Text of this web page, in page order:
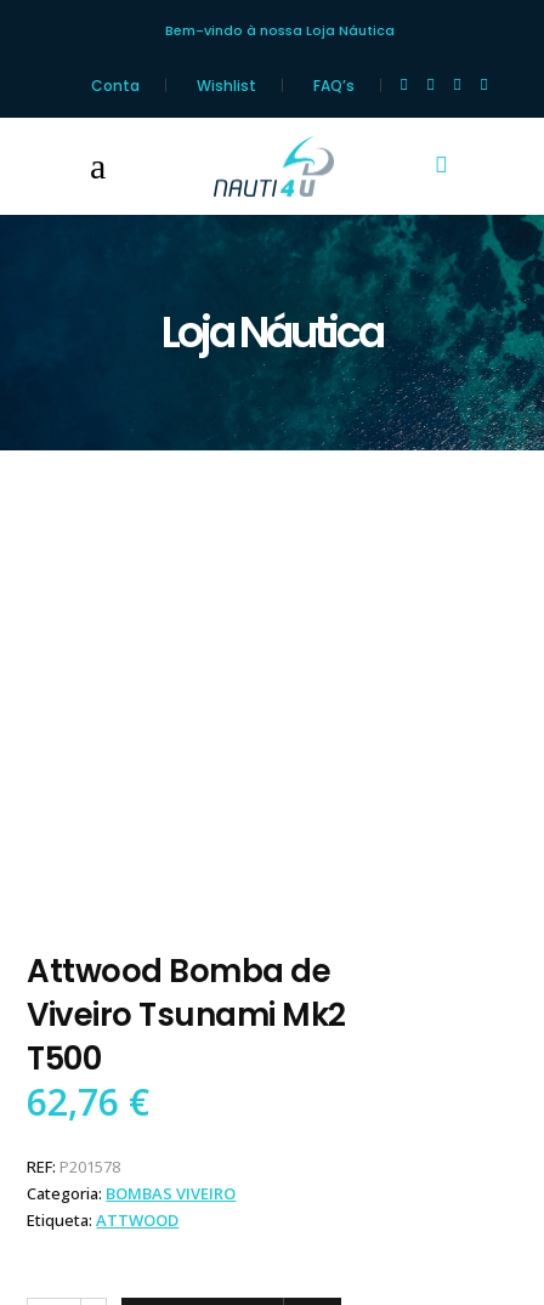
Bem-vindo à nossa Loja Náutica
Conta Wishlist FAQ’s
Loja Náutica
Attwood Bomba de
Viveiro Tsunami Mk2
T500
62,76 €
REF: P201578
Categoria: BOMBAS VIVEIRO
Etiqueta:ATTWOOD